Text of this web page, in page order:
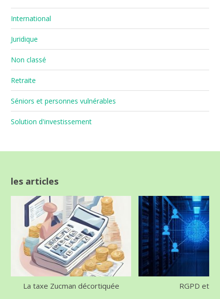
International
Juridique
Non classé
Retraite
Séniors et personnes vulnérables
Solution d'investissement
les articles
La taxe Zucman décortiquée RGPD et IA